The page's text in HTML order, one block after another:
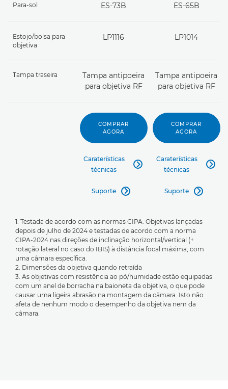
Para-sol ES-73B ES-65B
Estojo/bolsa para
objetiva
LP1116 LP1014
Tampa traseira
Tampa antipoeira
para objetiva RF
Tampa antipoeira
para objetiva RF
COMPRAR
AGORA
Caraterísticas
técnicas

Suporte 
COMPRAR
AGORA
Caraterísticas
técnicas

Suporte 
1. Testada de acordo com as normas CIPA. Objetivas lançadas
depois de julho de 2024 e testadas de acordo com a norma
CIPA-2024 nas direções de inclinação horizontal/vertical (+
rotação lateral no caso do IBIS) à distância focal máxima, com
uma câmara específica.
2. Dimensões da objetiva quando retraída
3. As objetivas com resistência ao pó/humidade estão equipadas
com um anel de borracha na baioneta da objetiva, o que pode
causar uma ligeira abrasão na montagem da câmara. Isto não
afeta de nenhum modo o desempenho da objetiva nem da
câmara.